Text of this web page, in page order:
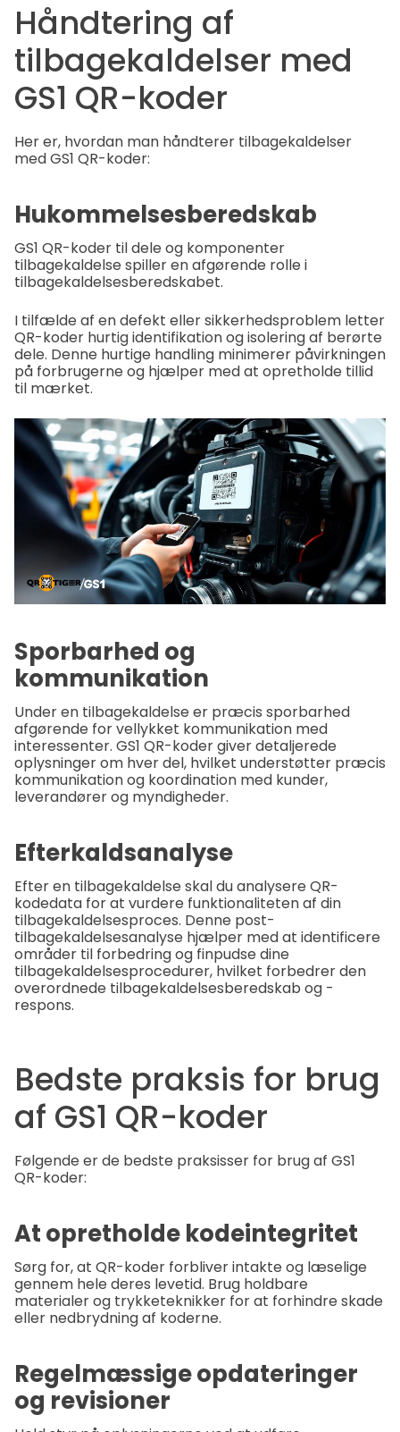
Håndtering af
tilbagekaldelser med
GS1 QR-koder
Her er, hvordan man håndterer tilbagekaldelser
med GS1 QR-koder:
Hukommelsesberedskab
GS1 QR-koder til dele og komponenter
tilbagekaldelse spiller en afgørende rolle i
tilbagekaldelsesberedskabet.
I tilfælde af en defekt eller sikkerhedsproblem letter
QR-koder hurtig identifikation og isolering af berørte
dele. Denne hurtige handling minimerer påvirkningen
på forbrugerne og hjælper med at opretholde tillid
til mærket.
Sporbarhed og
kommunikation
Under en tilbagekaldelse er præcis sporbarhed
afgørende for vellykket kommunikation med
interessenter. GS1 QR-koder giver detaljerede
oplysninger om hver del, hvilket understøtter præcis
kommunikation og koordination med kunder,
leverandører og myndigheder.
Efterkaldsanalyse
Efter en tilbagekaldelse skal du analysere QR-
kodedata for at vurdere funktionaliteten af din
tilbagekaldelsesproces. Denne post-
tilbagekaldelsesanalyse hjælper med at identificere
områder til forbedring og finpudse dine
tilbagekaldelsesprocedurer, hvilket forbedrer den
overordnede tilbagekaldelsesberedskab og -
respons.
Bedste praksis for brug
af GS1 QR-koder
Følgende er de bedste praksisser for brug af GS1
QR-koder:
At opretholde kodeintegritet
Sørg for, at QR-koder forbliver intakte og læselige
gennem hele deres levetid. Brug holdbare
materialer og trykketeknikker for at forhindre skade
eller nedbrydning af koderne.
Regelmæssige opdateringer
og revisioner